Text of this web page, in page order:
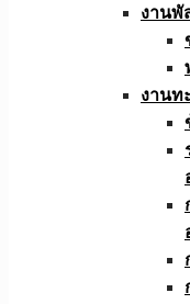
งานพั
งานท